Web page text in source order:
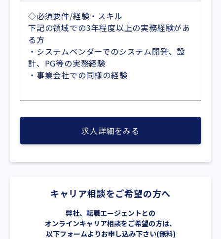
◇必須要件/経験・スキル
下記の領域での3年程度以上の実務経験があ
る方
・システムベンダーでのシステム開発、設
計、PG等の実務経験
・事業会社での同様の経験
求人詳細をみる
キャリア相談をご希望の方へ
弊社、転職エージェントとの
オンラインキャリア相談をご希望の方は、
以下フォームよりお申し込み下さい(無料)